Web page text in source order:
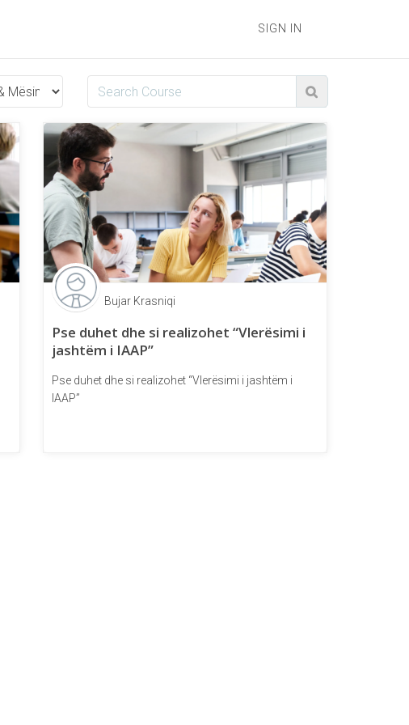
SIGN IN
Bujar Krasniqi
Pse duhet dhe si realizohet “Vlerësimi i
jashtëm i IAAP”
Pse duhet dhe si realizohet “Vlerësimi i jashtëm i
IAAP”